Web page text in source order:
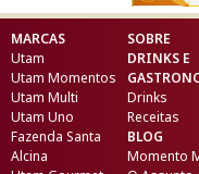
MARCAS
Utam
Utam Momentos
Utam Multi
Utam Uno
Fazenda Santa
Alcina
SOBRE
DRINKS E
Drinks
Receitas
BLOG
Momento